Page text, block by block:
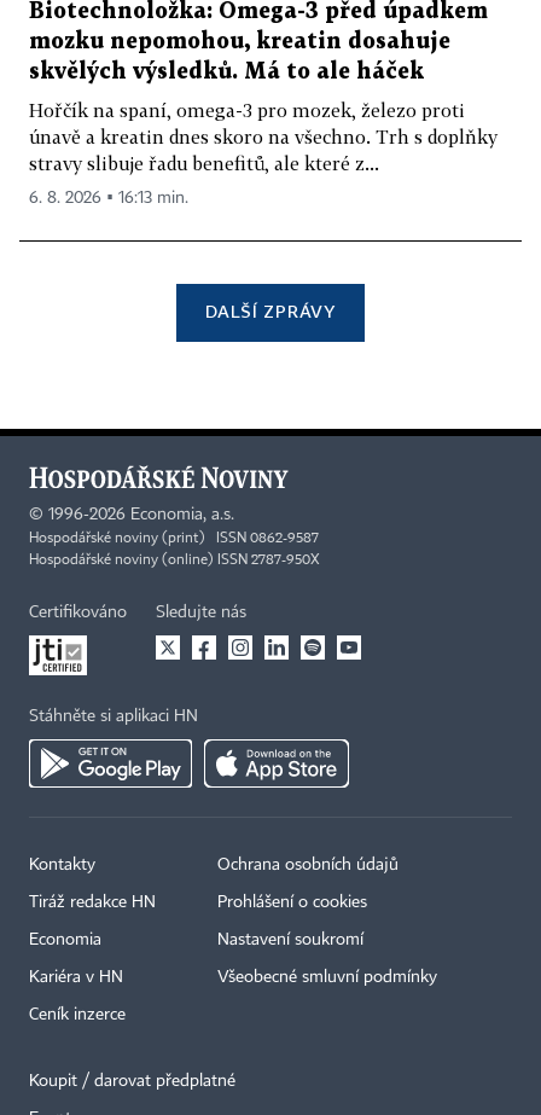
Biotechnoložka: Omega-3 před úpadkem
mozku nepomohou, kreatin dosahuje
skvělých výsledků. Má to ale háček
Hořčík na spaní, omega-3 pro mozek, železo proti
únavě a kreatin dnes skoro na všechno. Trh s doplňky
stravy slibuje řadu benefitů, ale které z...
6. 8. 2026 ▪ 16:13 min.
DALŠÍ ZPRÁVY
© 1996-2026 Economia, a.s.
Hospodářské noviny (print) ISSN 0862-9587
Hospodářské noviny (online) ISSN 2787-950X
Certifikováno Sledujte nás
Stáhněte si aplikaci HN
Kontakty
Tiráž redakce HN
Economia
Kariéra v HN
Ceník inzerce
Ochrana osobních údajů
Prohlášení o cookies
Nastavení soukromí
Všeobecné smluvní podmínky
Koupit / darovat předplatné